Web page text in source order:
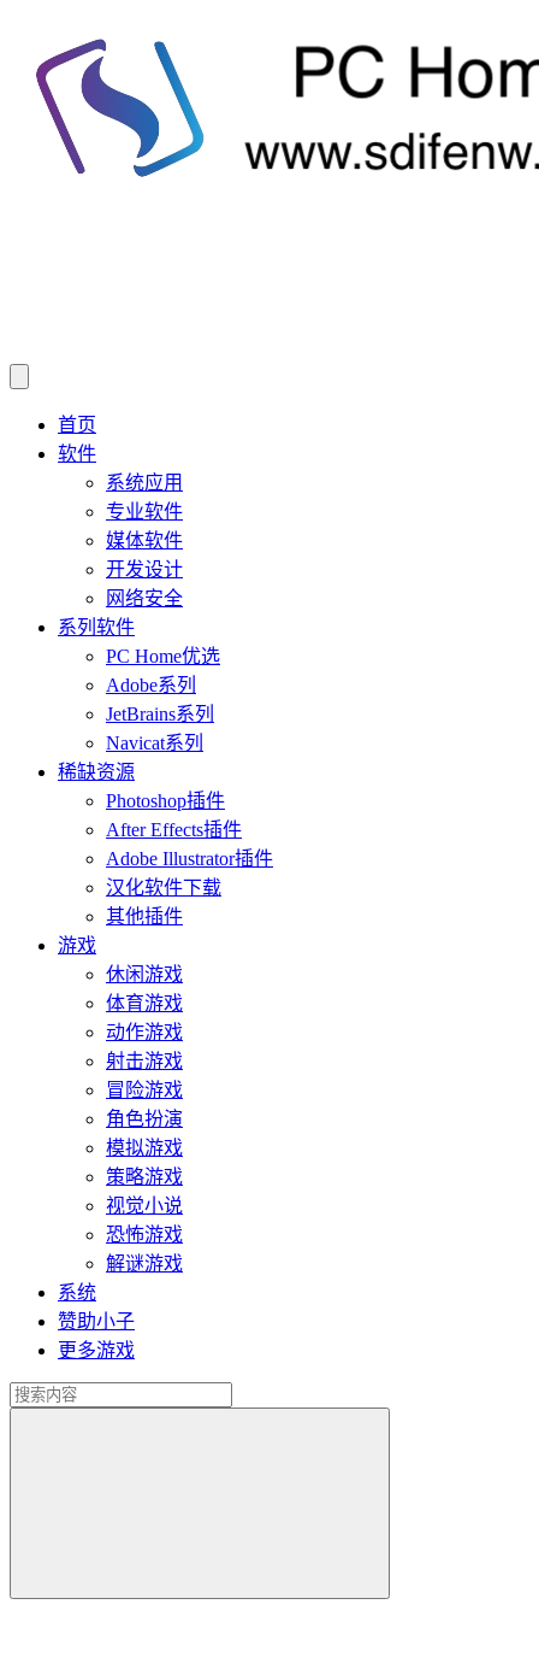
首页
软件
系统应用
专业软件
媒体软件
开发设计
网络安全
系列软件
PC Home优选
Adobe系列
JetBrains系列
Navicat系列
稀缺资源
Photoshop插件
After Effects插件
Adobe Illustrator插件
汉化软件下载
其他插件
游戏
休闲游戏
体育游戏
动作游戏
射击游戏
冒险游戏
角色扮演
模拟游戏
策略游戏
视觉小说
恐怖游戏
解谜游戏
系统
赞助小子
更多游戏